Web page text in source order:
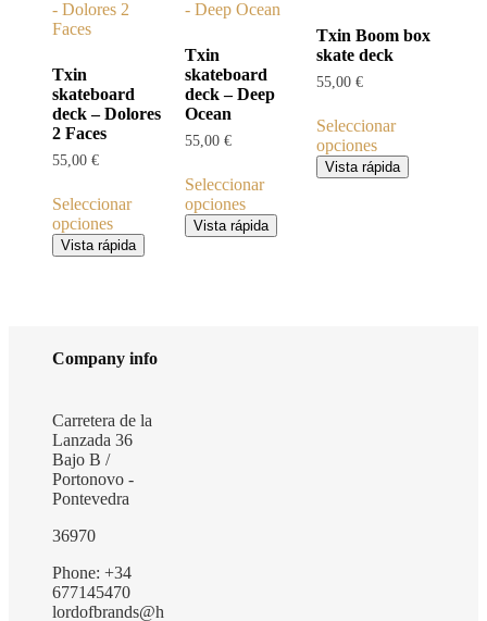
Txin
skateboard
deck – Dolores
2 Faces
55,00 €
Seleccionar
opciones
Este
producto
opciones
elegir
en
la
página
de
Vista rápida
Txin
skateboard
deck – Deep
Ocean
55,00 €
Seleccionar
opciones
Este
producto
Vista rápida
Txin Boom box
skate deck
55,00€
Seleccionar
opciones
Este
producto
Vista rápida
Company info
Carretera de la
Lanzada 36
Bajo B /
Portonovo -
Pontevedra
36970
Phone: +34
677145470
lordofbrands@h